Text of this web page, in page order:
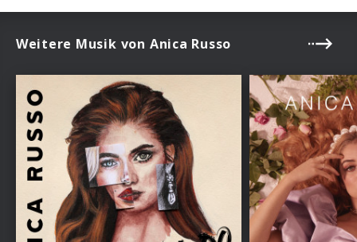
Weitere Musik von Anica Russo